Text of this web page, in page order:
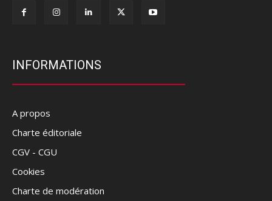
INFORMATIONS
A propos
Charte éditoriale
CGV - CGU
Cookies
Charte de modération